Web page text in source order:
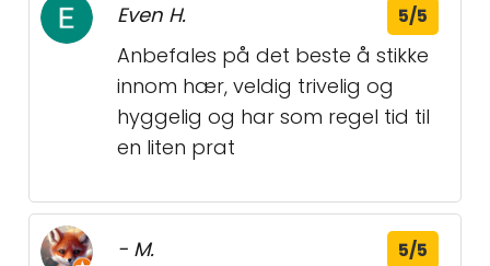
Even H. 5/5
Anbefales på det beste å stikke
innom hær, veldig trivelig og
hyggelig og har som regel tid til
en liten prat
- M. 5/5